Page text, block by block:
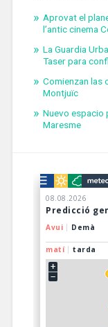
Aprovat el
l’antic cinema
La Guardia
Taser para
Comienzan las
Montjuïc
Nuevo espacio
Maresme